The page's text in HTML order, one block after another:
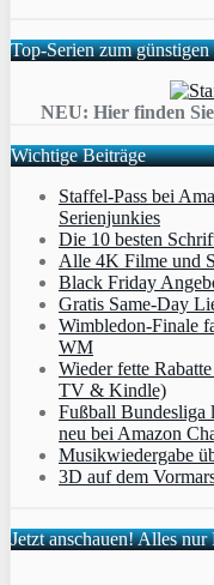
Top-Serien zum günstigen
NEU: Hier finden
Wichtige Beiträge
Staffel-Pass bei
Serienjunkies
Die 10 besten
Alle 4K Filme und
Black Friday
Gratis Same-Day
Wimbledon-Finale
WM
Wieder fette
TV & Kindle)
Fußball Bundesliga
neu bei Amazon
Musikwiedergabe
3D auf dem
Jetzt anschauen! Alles